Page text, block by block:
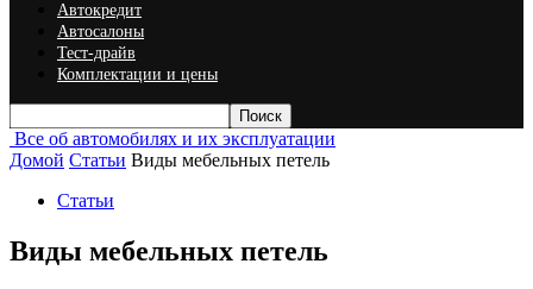
Автокредит
Автосалоны
Тест-драйв
Комплектации и цены
Все об автомобилях и их эксплуатации
Домой Статьи Виды мебельных петель
Статьи
Виды мебельных петель